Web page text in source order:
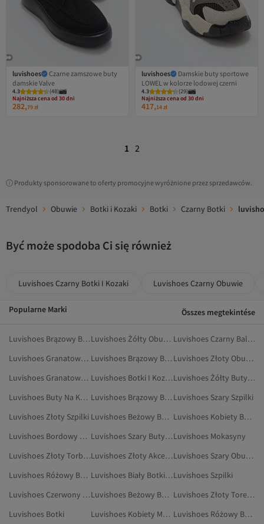
luvishoes
Czarne zamszowe buty
damskie Valve
4.3 (48)
Najniższa cena od 30 dni
Darmowa wysyłka
Najniższa cena od 30 dni
282,79zł
luvishoes
Damskie buty sportowe
LOWEL w kolorze lodowej czerni
4.3 (29)
Najniższa cena od 30 dni
Darmowa wysyłka
Najniższa cena od 30 dni
417,14zł
1 2
Produkty sponsorowane to oferty promocyjne wyróżnione przez sprzedawców.
Trendyol Obuwie Botki i Kozaki Botki Czarny Botki
Być może spodoba Ci się również
Luvishoes Czarny Botki I Kozaki Luvishoes Czarny Obuwie
Popularne Marki Összes megtekintése
Luvishoes Brązowy Botki Luvishoes Żółty Obuwie
Luvishoes Czarny Baleriny
Luvishoes Granatowy Botki
Luvishoes Brązowy Botki I Kozaki
Luvishoes Złoty Obuwie
Luvishoes Granatowy Botki I Kozaki
Luvishoes Botki I Kozaki
Luvishoes Żółty Buty Na Co Dzień
Luvishoes Buty Na Koturnie
Luvishoes Brązowy Buty Śniegowe Luvishoes Szary Szpilki
Luvishoes Złoty Szpilki
Luvishoes Beżowy Botki
Luvishoes Kobiety Botki I Kozaki
Luvishoes Bordowy Botki
Luvishoes Szary Buty Na Co DzieńLuvishoes Mokasyny
Luvishoes Złoty Torby I Torebki
Luvishoes Złoty Akcesoria
Luvishoes Szary Obuwie
Luvishoes Różowy Botki
Luvishoes Biały Botki I KozakiLuvishoes Szpilki
Luvishoes Czerwony Baleriny
Luvishoes Beżowy Botki I Kozaki
Luvishoes Złoty Torebki Wieczorowe
Luvishoes Botki
Luvishoes Kobiety Mokasyny
Luvishoes Różowy Botki I Kozaki